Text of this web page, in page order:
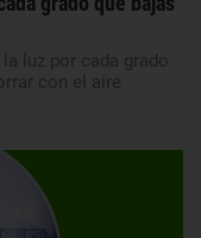
luz por cada grado
con el aire